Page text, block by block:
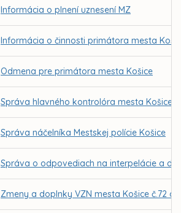
Informácia o plnení uznesení MZ
Informácia o činnosti primátora mesta
Odmena pre primátora mesta Košice
Správa hlavného kontrolóra mesta Košice
Správa náčelníka Mestskej polície Košice
Správa o odpovediach na interpelácie a
Zmeny a doplnky VZN mesta Košice č.72